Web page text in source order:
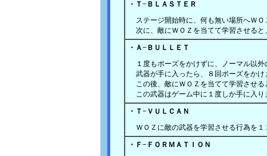
・Ｔ−ＢＬＡＳＴＥＲ
ステージ開始時に、何も無い場所へＷ
次に、敵にＷＯＺを当てて学習させる
・Ａ−ＢＵＬＬＥＴ
１度もポーズをかけずに、ノーマル以
武器が手に入ったら、８回ポーズをかけ
この後、敵にＷＯＺを当てて学習させ
この武器はゲーム中に１度しか手に入り
・Ｔ−ＶＵＬＣＡＮ
ＷＯＺに敵の武器を学習させる行為を
・Ｆ−ＦＯＲＭＡＴＩＯＮ